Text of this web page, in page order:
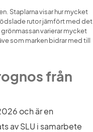
Staplarna visar hur mycket
rutor jämfört med det
varierar mycket
som marken bidrar med till
från
och är en
av SLU i samarbete